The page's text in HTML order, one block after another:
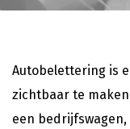
Autobelettering is
zichtbaar te
een